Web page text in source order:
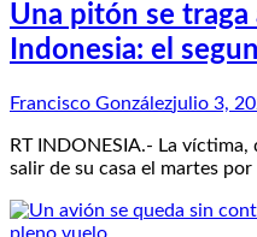
Una pitón se traga
Indonesia: el
Francisco Gonzálezjulio 3,
RT INDONESIA.- La
salir de su casa el martes